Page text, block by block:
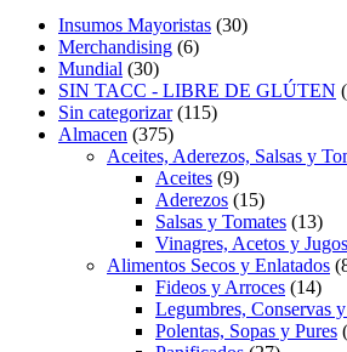
Insumos Mayoristas 303
r
u
t
o
s
Merchandising 66
r
o
u
c
t
o
s
Mundial 303
0
p
r
o
d
u
c
t
o
s
SIN TACC - LIBRE DE GLÚTEN
Sin categorizar 1151
5
p
r
o
d
u
c
t
o
Almacen 3753
7
5
p
r
o
d
u
c
t
Aceites, Aderezos, Salsas y
Aceites 99
p
r
o
d
u
c
t
Aderezos 151
5
p
r
o
d
u
Salsas y Tomates 131
3
p
r
o
d
Vinagres, Acetos y
Alimentos Secos y Enlatados
Fideos y Arroces 141
4
p
Legumbres, Conservas
Polentas, Sopas y Pures